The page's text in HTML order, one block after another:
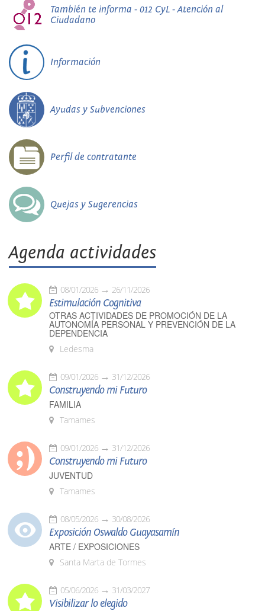
También te informa - 012 CyL - Atención al
Ciudadano
Información
Ayudas y Subvenciones
Perfil de contratante
Quejas y Sugerencias
Agenda actividades
08/01/2026 26/11/2026
Estimulación Cognitiva
OTRAS ACTIVIDADES DE PROMOCIÓN DE LA
AUTONOMÍA PERSONAL Y PREVENCIÓN DE LA
DEPENDENCIA
Ledesma
09/01/2026 31/12/2026
Construyendo mi Futuro
FAMILIA
Tamames
09/01/2026 31/12/2026
Construyendo mi Futuro
JUVENTUD
Tamames
08/05/2026 30/08/2026
Exposición Oswaldo Guayasamín
ARTE / EXPOSICIONES
Santa Marta de Tormes
05/06/2026 31/03/2027
Visibilizar lo elegido